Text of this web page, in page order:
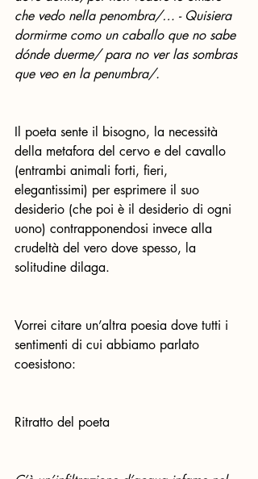
che vedo nella penombra/… - Quisiera
dormirme como un caballo que no sabe
dónde duerme/ para no ver las sombras
que veo en la penumbra/.
Il poeta sente il bisogno, la necessità
della metafora del cervo e del cavallo
(entrambi animali forti, fieri,
elegantissimi) per esprimere il suo
desiderio (che poi è il desiderio di ogni
uono) contrapponendosi invece alla
crudeltà del vero dove spesso, la
solitudine dilaga.
Vorrei citare un’altra poesia dove tutti i
sentimenti di cui abbiamo parlato
coesistono:
Ritratto del poeta